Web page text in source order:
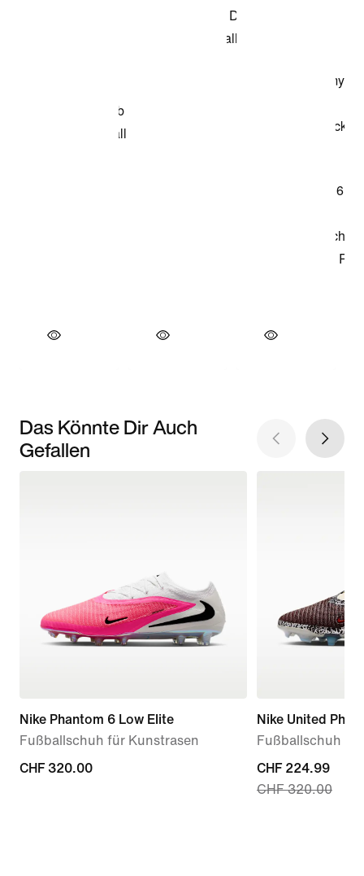
Das Könnte Dir Auch
Gefallen
Nike Phantom 6 Low Elite
Fußballschuh für Kunstrasen
CHF 320.00
CHF 320.00
Nike United
Fußballschuh
current
price
CHF 224.99
CHF 320.00